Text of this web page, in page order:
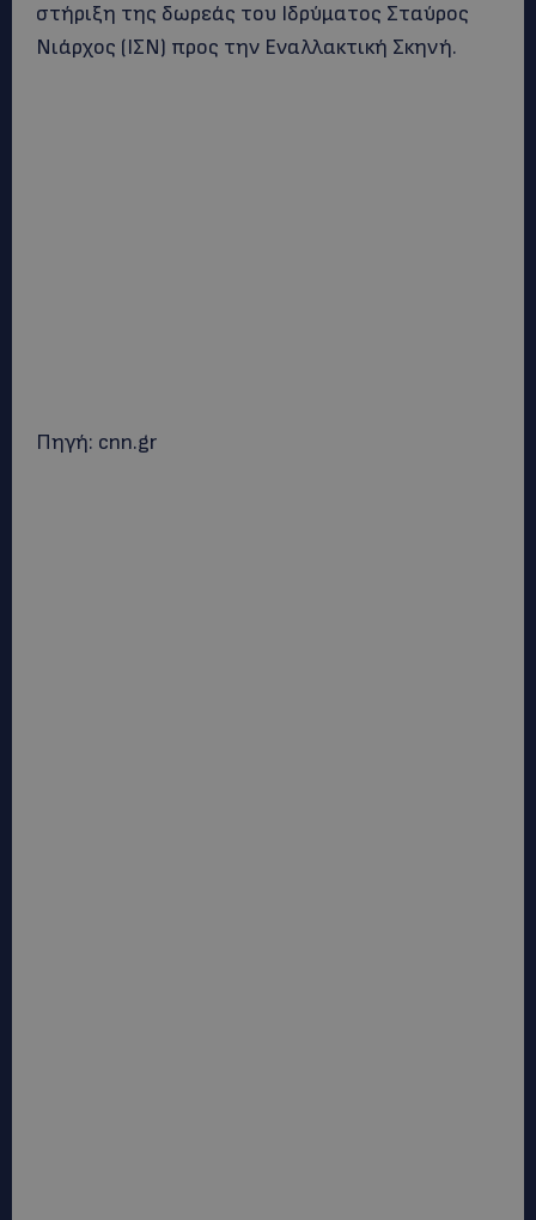
στήριξη της δωρεάς του Ιδρύματος Σταύρος
Νιάρχος (ΙΣΝ) προς την Εναλλακτική Σκηνή.
Πηγή: cnn.gr